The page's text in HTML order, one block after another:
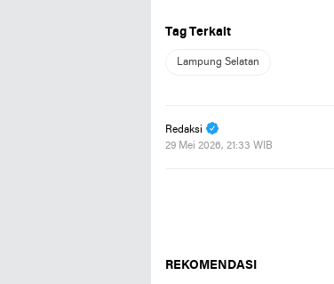
Tag Terkait
Lampung Selatan
Redaksi
29 Mei 2026, 21:33 WIB
REKOMENDASI